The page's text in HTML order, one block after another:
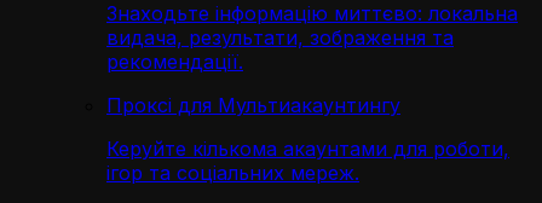
Знаходьте інформацію миттєво: локальна
видача, результати, зображення та
рекомендації.
Проксі для Мультиакаунтингу
Керуйте кількома акаунтами для роботи,
ігор та соціальних мереж.